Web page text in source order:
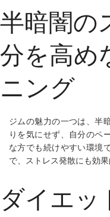
半暗闇の
分を高め
ニング
ジムの魅力の一つは、半
りを気にせず、自分のペ
な方でも続けやすい環境
で、ストレス発散にも効果
ダイエッ